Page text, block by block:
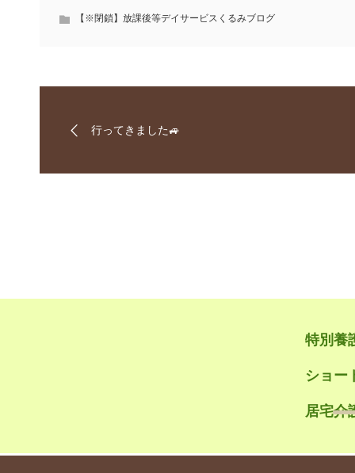
【※閉鎖】放課後等デイサービスくるみブログ
行ってきました🚙
特別養
ショー
居宅介